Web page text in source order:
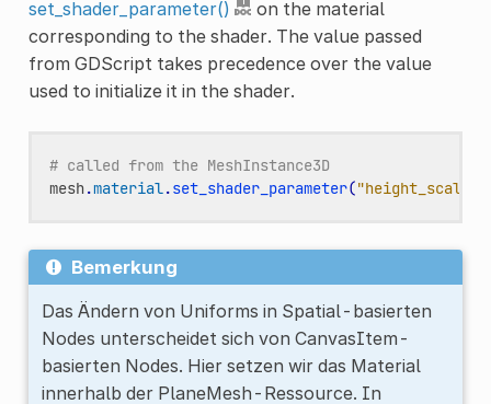
set_shader_parameter()
on the material
corresponding to the shader. The value passed
from GDScript takes precedence over the value
used to initialize it in the shader.
# called from the MeshInstance3D
mesh.material.set_shader_parameter("height_scale"
Bemerkung
Das Ändern von Uniforms in Spatial-basierten
Nodes unterscheidet sich von CanvasItem-
basierten Nodes. Hier setzen wir das Material
innerhalb der PlaneMesh-Ressource. In